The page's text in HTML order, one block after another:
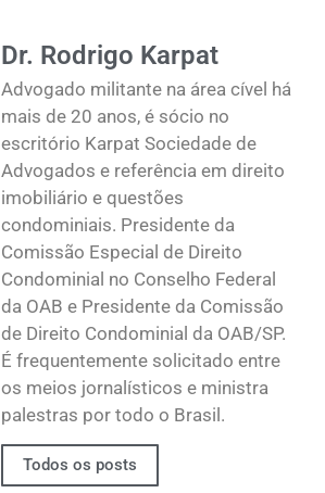
Dr. Rodrigo Karpat
Advogado militante na área cível há
mais de 20 anos, é sócio no
escritório Karpat Sociedade de
Advogados e referência em direito
imobiliário e questões
condominiais. Presidente da
Comissão Especial de Direito
Condominial no Conselho Federal
da OAB e Presidente da Comissão
de Direito Condominial da OAB/SP.
É frequentemente solicitado entre
os meios jornalísticos e ministra
palestras por todo o Brasil.
Todos os posts